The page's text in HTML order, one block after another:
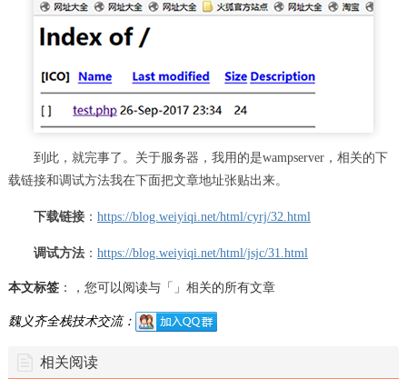
到此，就完事了。关于服务器，我用的是wampserver，相关的下
载链接和调试方法我在下面把文章地址张贴出来。
下载链接： https://blog.weiyiqi.net/html/cyrj/32.html
调试方法： https://blog.weiyiqi.net/html/jsjc/31.html
本文标签：，您可以阅读与「」相关的所有文章
魏义齐全栈技术交流：
相关阅读